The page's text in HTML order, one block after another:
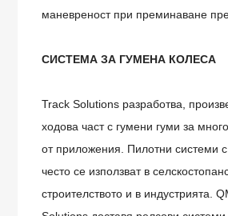
маневреност при преминаване
СИСТЕМА ЗА ГУМЕНА КОЛЕСА
Track Solutions разработва,
ходова част с гумени гуми за
от приложения. Пилотни системи
често се използват в
строителството и в индустрията.